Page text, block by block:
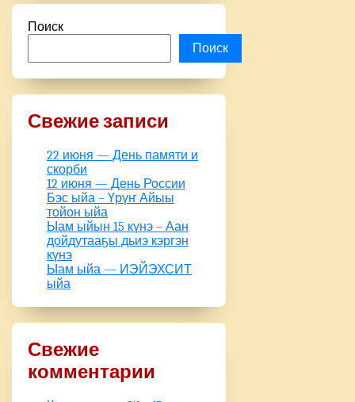
Поиск
Поиск
Свежие записи
22 июня — День памяти и
скорби
12 июня — День России
Бэс ыйа – Үрүҥ Айыы
тойон ыйа
Ыам ыйын 15 күнэ – Аан
дойдутааҕы дьиэ кэргэн
күнэ
Ыам ыйа — ИЭЙЭХСИТ
ыйа
Свежие
комментарии